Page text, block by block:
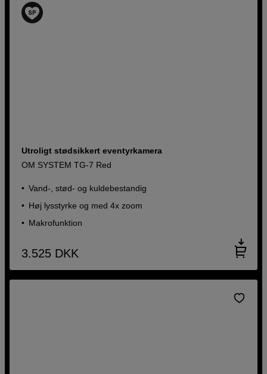
Utroligt stødsikkert eventyrkamera
OM SYSTEM TG-7 Red
Vand-, stød- og kuldebestandig
Høj lysstyrke og med 4x zoom
Makrofunktion
3.525 DKK